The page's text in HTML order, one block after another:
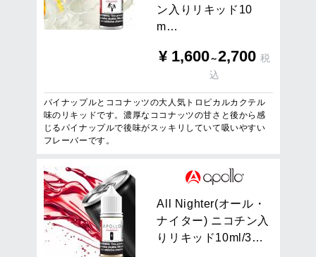
ン 入 り リ キ ッ ド 10
m…
¥ 1,600～2,700税
込
パイナップルとココナッツの大人気トロピカルカクテル
味のリキッドです。濃厚なココナッツの甘さと後から感
じるパイナップルで後味がスッキリしていて吸いやすい
フレーバーです。
A N ig hter(オー ル ・
ナイ ター) ニ コチ ン 入
り リ キ ッ ド10m /3…